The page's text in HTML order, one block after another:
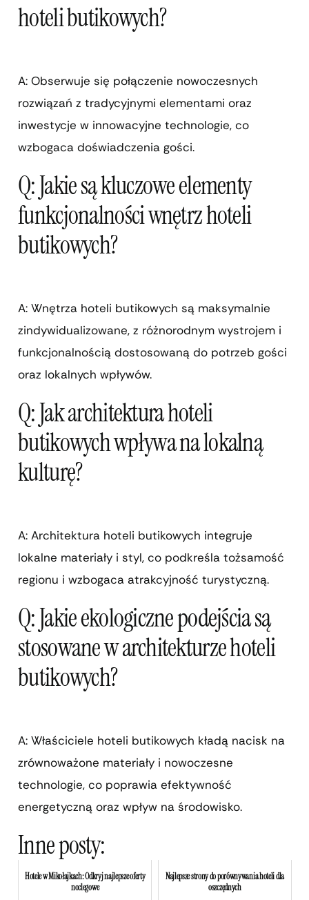
hoteli butikowych?
A: Obserwuje się połączenie nowoczesnych
rozwiązań z tradycyjnymi elementami oraz
inwestycje w innowacyjne technologie, co
wzbogaca doświadczenia gości.
Q: Jakie są kluczowe elementy
funkcjonalności wnętrz hoteli
butikowych?
A: Wnętrza hoteli butikowych są maksymalnie
zindywidualizowane, z różnorodnym wystrojem i
funkcjonalnością dostosowaną do potrzeb gości
oraz lokalnych wpływów.
Q: Jak architektura hoteli
butikowych wpływa na lokalną
kulturę?
A: Architektura hoteli butikowych integruje
lokalne materiały i styl, co podkreśla tożsamość
regionu i wzbogaca atrakcyjność turystyczną.
Q: Jakie ekologiczne podejścia są
stosowane w architekturze hoteli
butikowych?
A: Właściciele hoteli butikowych kładą nacisk na
zrównoważone materiały i nowoczesne
technologie, co poprawia efektywność
energetyczną oraz wpływ na środowisko.
Inne posty:
Hotele w Mikołajkach: Odkryj najlepsze oferty
noclegowe
Najlepsze strony do porównywania hoteli dla
oszczędnych